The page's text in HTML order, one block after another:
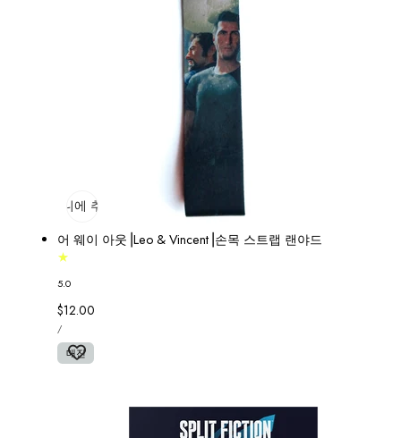
장바구니에 추가
어 웨이 아웃⎟Leo & Vincent⎟손목 스트랩 랜야드
5.0
정
가
$12.00
단
가/당
매진